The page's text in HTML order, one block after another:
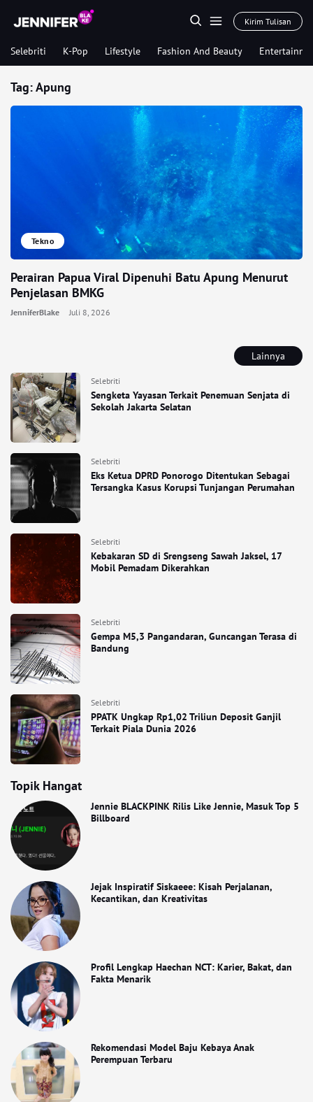
Kirim Tulisan
Selebriti K-Pop Lifestyle Fashion And Beauty
Lainnya
Selebriti
Sengketa Yayasan Terkait Penemuan Senjata di
Sekolah Jakarta Selatan
Selebriti
Eks Ketua DPRD Ponorogo Ditentukan Sebagai
Tersangka Kasus Korupsi Tunjangan Perumahan
Selebriti
Kebakaran SD di Srengseng Sawah Jaksel, 17
Mobil Pemadam Dikerahkan
Selebriti
Gempa M5,3 Pangandaran, Guncangan Terasa di
Bandung
Selebriti
PPATK Ungkap Rp1,02 Triliun Deposit Ganjil
Terkait Piala Dunia 2026
Topik Hangat
Jennie BLACKPINK Rilis Like Jennie, Masuk Top 5
Billboard
Jejak Inspiratif Siskaeee: Kisah Perjalanan,
Kecantikan, dan Kreativitas
Profil Lengkap Haechan NCT: Karier, Bakat, dan
Fakta Menarik
Rekomendasi Model Baju Kebaya Anak
Perempuan Terbaru
Tag:Apung
Tekno
Perairan Papua Viral Dipenuhi Batu Apung Menurut
Penjelasan BMKG
JenniferBlake Juli 8, 2026